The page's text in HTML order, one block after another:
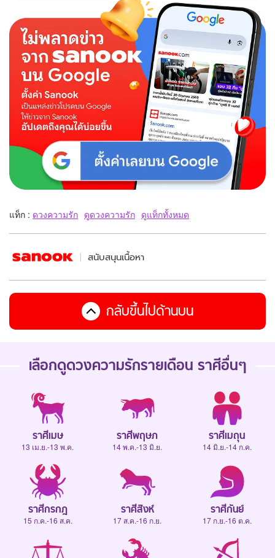
แท็ก : ดวงความรัก ดูดวงความรัก ดูแท็กทั้งหมด
สนับสนุนเนื้อหา
กลับขึ้นไปด้านบน
เลือกดูดวงความรักรายเดือน ราศีอื่นๆ
ราศีเมษ
13 เม.ย.-13 พ.ค.
ราศีพฤษภ
14 พ.ค.-13 มิ.ย.
ราศีเมถุน
14 มิ.ย.-14 ก.ค.
ราศีกรกฎ
15 ก.ค.-16 ส.ค.
ราศีสิงห์
17 ส.ค.-16 ก.ย.
ราศีกันย์
17 ก.ย.-16 ต.ค.